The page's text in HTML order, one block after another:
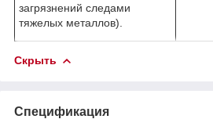
загрязнений следами
тяжелых металлов).
Скрыть
Спецификация